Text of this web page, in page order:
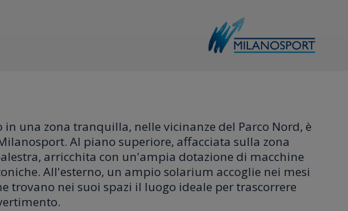
una zona tranquilla, nelle vicinanze del Parco Nord, è
Al piano superiore, affacciata sulla zona
arricchita con un'ampia dotazione di macchine
All'esterno, un ampio solarium accoglie nei mesi
trovano nei suoi spazi il luogo ideale per trascorrere